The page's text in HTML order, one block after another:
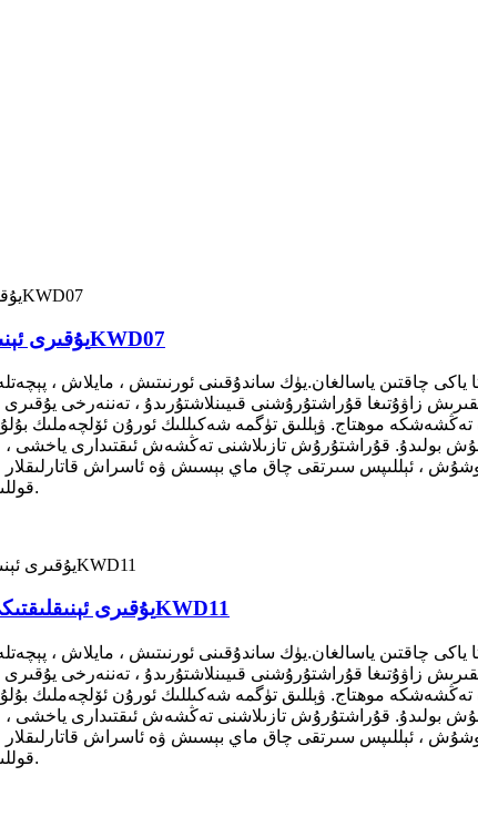
يۇقىرى ئېنىقلىقتىكى چاق بۇلى ئاپتوماتىك ماشىنا ئالدى 43KWD07
ياكى چاقتىن ياسالغان.يۈك ساندۇقىنى ئورنىتىش ، مايلاش ،
زاۋۇتىغا قۇراشتۇرۇشنى قىيىنلاشتۇرىدۇ ، تەننەرخى
موھتاج. ۋېللىق تۈگمە شەكىللىك ئورۇن ئۆلچەملىك
بولىدۇ. قۇراشتۇرۇش تازىلاشنى تەڭشەش ئىقتىدارى ياخشى ،
، ئېللىپس سىرتقى چاق ماي بېسىش ۋە ئاسراش قاتارلىقلار ،
قوللىنىشچان پروگراممىنى تەدرىجىي كېڭەيتىش خاھىشىمۇ بار.
يۇقىرى ئېنىقلىقتىكى چاق بۇلى ئاپتوماتىك ھەيدەش ماشىنىسى 42KWD11
ياكى چاقتىن ياسالغان.يۈك ساندۇقىنى ئورنىتىش ، مايلاش ،
زاۋۇتىغا قۇراشتۇرۇشنى قىيىنلاشتۇرىدۇ ، تەننەرخى
موھتاج. ۋېللىق تۈگمە شەكىللىك ئورۇن ئۆلچەملىك
بولىدۇ. قۇراشتۇرۇش تازىلاشنى تەڭشەش ئىقتىدارى ياخشى ،
، ئېللىپس سىرتقى چاق ماي بېسىش ۋە ئاسراش قاتارلىقلار ،
قوللىنىشچان پروگراممىنى تەدرىجىي كېڭەيتىش خاھىشىمۇ بار.